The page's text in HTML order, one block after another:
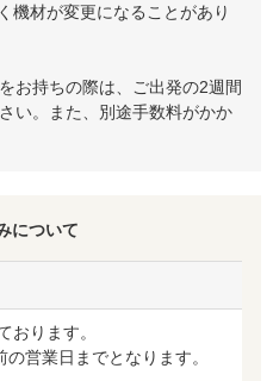
機材が変更になることがあり
お持ちの際は、ご出発の2週間
い。また、別途手数料がかか
について
おります。
営業日までとなります。